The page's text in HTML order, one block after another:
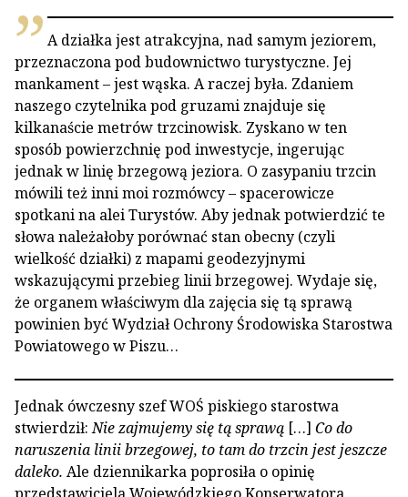
A działka jest atrakcyjna, nad samym jeziorem,
przeznaczona pod budownictwo turystyczne. Jej
mankament – jest wąska. A raczej była. Zdaniem
naszego czytelnika pod gruzami znajduje się
kilkanaście metrów trzcinowisk. Zyskano w ten
sposób powierzchnię pod inwestycje, ingerując
jednak w linię brzegową jeziora. O zasypaniu trzcin
mówili też inni moi rozmówcy – spacerowicze
spotkani na alei Turystów. Aby jednak potwierdzić te
słowa należałoby porównać stan obecny (czyli
wielkość działki) z mapami geodezyjnymi
wskazującymi przebieg linii brzegowej. Wydaje się,
że organem właściwym dla zajęcia się tą sprawą
powinien być Wydział Ochrony Środowiska Starostwa
Powiatowego w Piszu…
Jednak ówczesny szef WOŚ piskiego starostwa
stwierdził:Nie zajmujemy się tą sprawą […] Co do
naruszenia linii brzegowej, to tam do trzcin jest jeszcze
daleko. Ale dziennikarka poprosiła o opinię